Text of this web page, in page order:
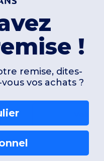
+5 Couleurs
!
remise, dites-
vos achats ?